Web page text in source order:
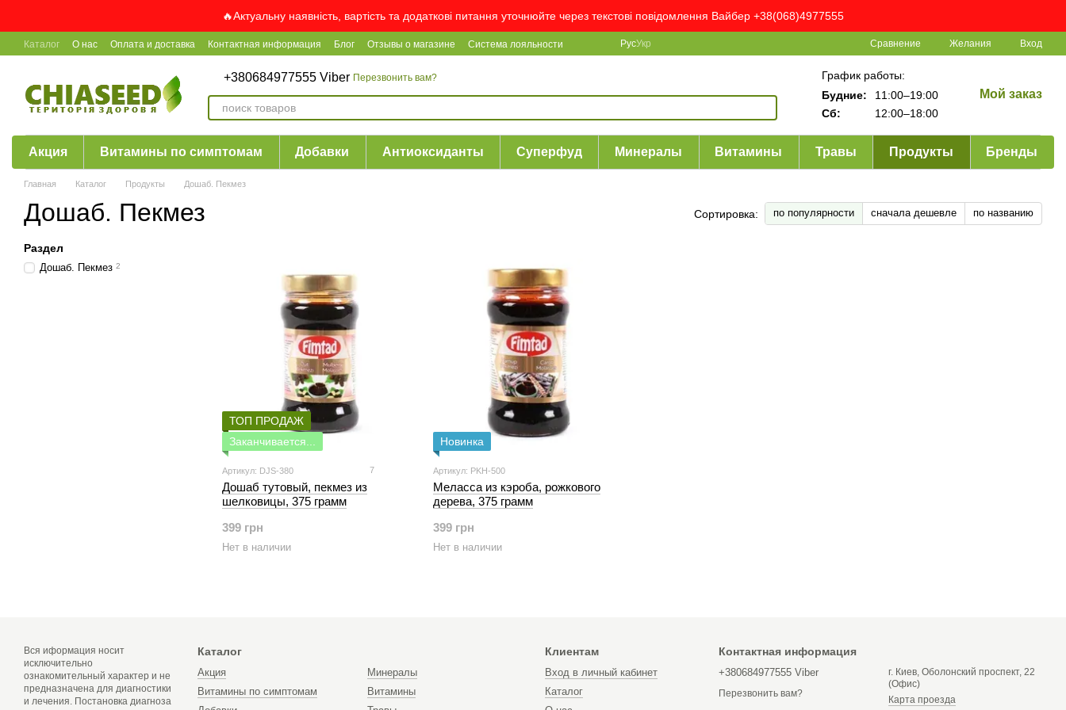
🔥Актуальну наявність, вартість та додаткові питання уточнюйте через текстові повідомлення Вайбер +38(068)4977555
Каталог О нас Оплата и доставка Контактная информация Блог Отзывы о магазине Система лояльности РусУкр Сравнение Желания Вход
+380684977555 Viber Перезвонить вам?
График работы:
Будние:
11:00–19:00
Сб:
12:00–18:00
Мой заказ
Акция Витамины по симптомам Добавки Антиоксиданты Суперфуд Минералы Витамины Травы Продукты Бренды
Главная Каталог Продукты Дошаб. Пекмез
Дошаб. Пекмез Сортировка: по популярности сначала дешевле по названию
ТОП ПРОДАЖ
Заканчивается...
Артикул: DJS-380 7
Дошаб тутовый, пекмез из
шелковицы, 375 грамм
399 грн
Нет в наличии
Новинка
Артикул: PKH-500
Меласса из кэроба, рожкового
дерева, 375 грамм
399 грн
Нет в наличии
Раздел
Дошаб. Пекмез 2
Вся иформация носит
исключительно
ознакомительный характер и не
предназначена для диагностики
и лечения. Постановка диагноза
Каталог
Акция
Витамины по симптомам
Минералы
Витамины
Клиентам
Вход в личный кабинет
Каталог
Контактная информация
+380684977555 Viber
Перезвонить вам?
г. Киев, Оболонский проспект, 22
(Офис)
Карта проезда